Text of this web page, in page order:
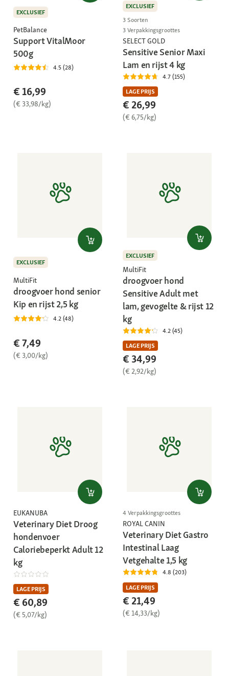
EXCLUSIEF
PetBalance
Support VitalMoor
500g
4.5 (28)
€ 16,99
(€ 33,98/kg)
EXCLUSIEF
3 Soorten
3 Verpakkingsgroottes
SELECT GOLD
Sensitive Senior Maxi
Lam en rijst 4 kg
4.7 (155)
LAGE PRIJS
€ 26,99
(€ 6,75/kg)
EXCLUSIEF
MultiFit
droogvoer hond senior
Kip en rijst 2,5 kg
4.2 (48)
€ 7,49
(€ 3,00/kg)
EXCLUSIEF
MultiFit
droogvoer hond
Sensitive Adult met
lam, gevogelte & rijst 12
kg
4.2 (45)
LAGE PRIJS
€ 34,99
(€ 2,92/kg)
EUKANUBA
Veterinary Diet Droog
hondenvoer
Caloriebeperkt Adult 12
kg
LAGE PRIJS
€ 60,89
(€ 5,07/kg)
4 Verpakkingsgroottes
ROYAL CANIN
Veterinary Diet Gastro
Intestinal Laag
Vetgehalte 1,5 kg
4.8 (203)
LAGE PRIJS
€ 21,49
(€ 14,33/kg)